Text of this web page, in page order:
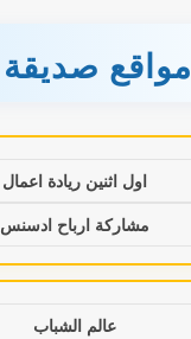
مواقع صديقة
اول اثنين ريادة اعمال
مشاركة ارباح ادسنس
عالم الشباب